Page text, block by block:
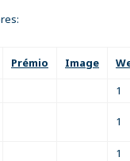
Prémio Image
1
1
1